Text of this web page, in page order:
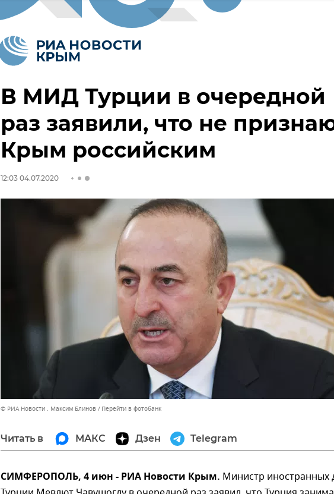
В МИД Турции в очередной
раз заявили, что не
Крым российским
12:03 04.07.2020
© РИА Новости . Максим Блинов Перейти в фотобанк
Читать в МАКС Дзен Telegram
СИМФЕРОПОЛЬ, 4 июн - РИА Новости Крым. Министр иностранных